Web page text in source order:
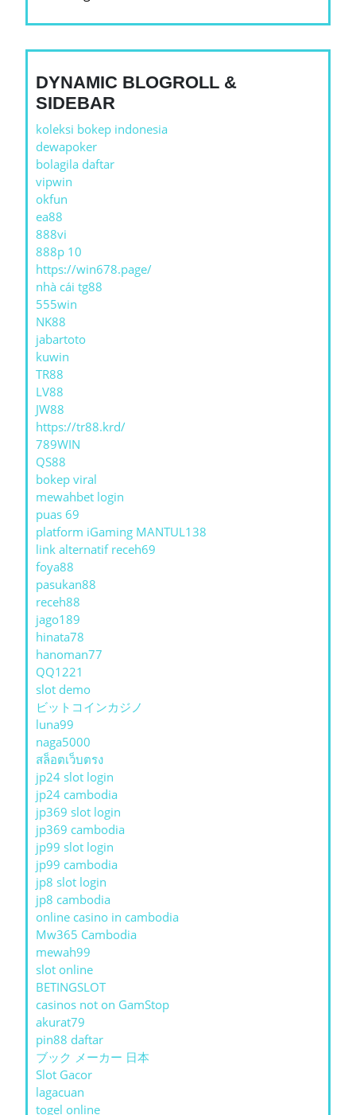
DYNAMIC BLOGROLL &
SIDEBAR
koleksi bokep indonesia
dewapoker
bolagila daftar
vipwin
okfun
ea88
888vi
888p 10
https://win678.page/
nhà cái tg88
555win
NK88
jabartoto
kuwin
TR88
LV88
JW88
https://tr88.krd/
789WIN
QS88
bokep viral
mewahbet login
puas 69
platform iGaming MANTUL138
link alternatif receh69
foya88
pasukan88
receh88
jago189
hinata78
hanoman77
QQ1221
slot demo
ビットコインカジノ
luna99
naga5000
สล็อตเว็บตรง
jp24 slot login
jp24 cambodia
jp369 slot login
jp369 cambodia
jp99 slot login
jp99 cambodia
jp8 slot login
jp8 cambodia
online casino in cambodia
Mw365 Cambodia
mewah99
slot online
BETINGSLOT
casinos not on GamStop
akurat79
pin88 daftar
ブック メーカー 日本
Slot Gacor
lagacuan
togel online